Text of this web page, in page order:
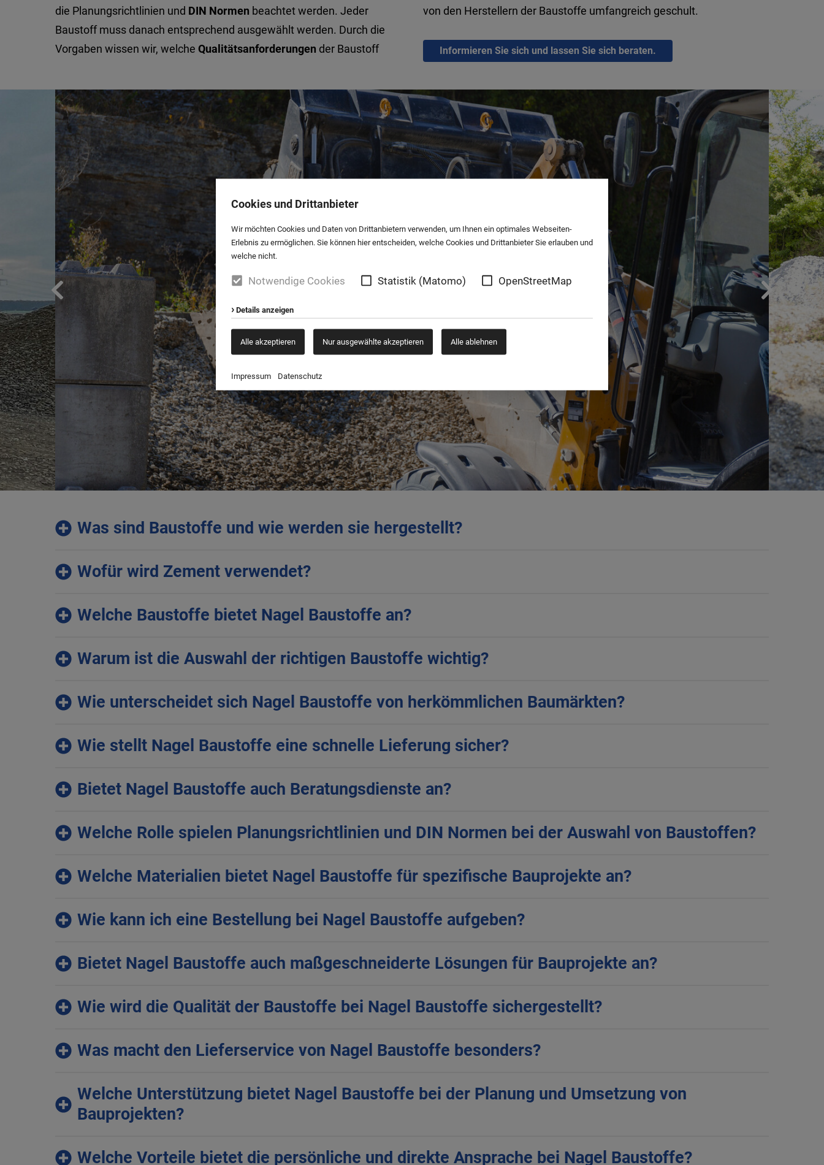
Cookies und Drittanbieter
Wir möchten Cookies und Daten von Drittanbietern verwenden, um Ihnen ein optimales Webseiten-
Erlebnis zu ermöglichen. Sie können hier entscheiden, welche Cookies und Drittanbieter Sie erlauben und
welche nicht.
Notwendige Cookies Statistik (Matomo) OpenStreetMap
Details anzeigen
Alle akzeptieren Nur ausgewählte akzeptieren Alle ablehnen
Impressum Datenschutz
die Planungsrichtlinien und DIN Normen beachtet werden. Jeder
Baustoff muss danach entsprechend ausgewählt werden. Durch die
Vorgaben wissen wir, welche Qualitätsanforderungen der Baustoff
von den Herstellern der Baustoffe umfangreich geschult.
Informieren Sie sich und lassen Sie sich beraten.
Was sind Baustoffe und wie werden sie hergestellt?
Wofür wird Zement verwendet?
Welche Baustoffe bietet Nagel Baustoffe an?
Warum ist die Auswahl der richtigen Baustoffe wichtig?
Wie unterscheidet sich Nagel Baustoffe von herkömmlichen Baumärkten?
Wie stellt Nagel Baustoffe eine schnelle Lieferung sicher?
Bietet Nagel Baustoffe auch Beratungsdienste an?
Welche Rolle spielen Planungsrichtlinien und DIN Normen bei der Auswahl von Baustoffen?
Welche Materialien bietet Nagel Baustoffe für spezifische Bauprojekte an?
Wie kann ich eine Bestellung bei Nagel Baustoffe aufgeben?
Bietet Nagel Baustoffe auch maßgeschneiderte Lösungen für Bauprojekte an?
Wie wird die Qualität der Baustoffe bei Nagel Baustoffe sichergestellt?
Was macht den Lieferservice von Nagel Baustoffe besonders?
Welche Unterstützung bietet Nagel Baustoffe bei der Planung und Umsetzung von
Bauprojekten?
Welche Vorteile bietet die persönliche und direkte Ansprache bei Nagel Baustoffe?